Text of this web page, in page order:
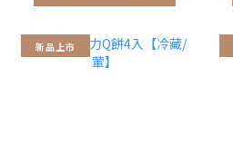
新品上市